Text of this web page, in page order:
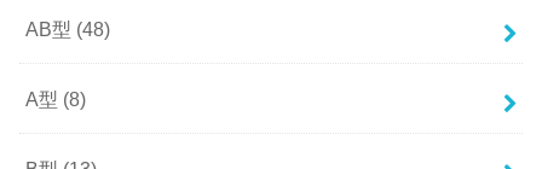
AB型 (48)
A型 (8)